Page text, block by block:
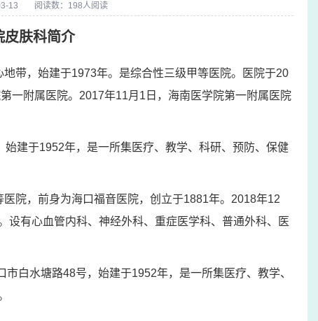
13 阅读数：198人阅读
皮肤科简介
带，始建于1973年。是综合性三级甲等医院。医院于20
一附属医院。2017年11月1日，海南医学院第一附属医院
建于1952年，是一所集医疗、教学、科研、预防、保健
院，前身为海口福音医院，创立于1881年。2018年12
设有心血管内科、神经外科、重症医学科、普通外科、医
白水塘路48号，始建于1952年，是一所集医疗、教学、